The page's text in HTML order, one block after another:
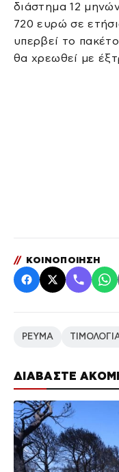
ΔΙΑΒΑΣΤΕ
διάστημα 12
720 ευρώ σε
υπερβεί το
θα χρεωθεί με
// ΚΟΙΝΟΠΟΙΗΣΗ
ΡΕΥΜΑ